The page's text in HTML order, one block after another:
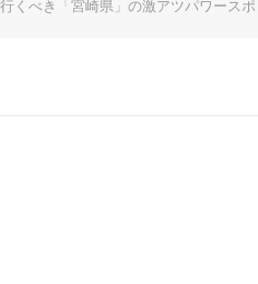
行くべき「宮崎県」の激アツパワース